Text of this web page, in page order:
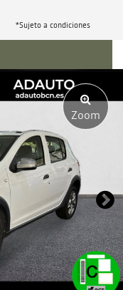
*Sujeto a condiciones
Zoom